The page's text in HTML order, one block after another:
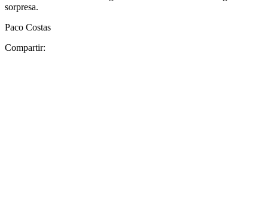
sorpresa.
Paco Costas
Compartir: